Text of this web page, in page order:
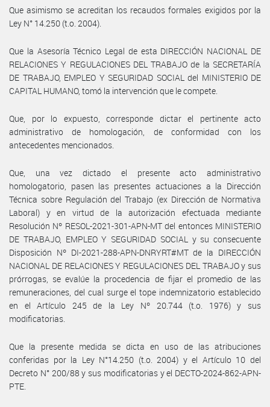
Que asimismo se acreditan los recaudos formales exigidos por la
Ley N° 14.250 (t.o. 2004).
Que la Asesoría Técnico Legal de esta DIRECCIÓN NACIONAL DE
RELACIONES Y REGULACIONES DEL TRABAJO de la SECRETARÍA
DE TRABAJO, EMPLEO Y SEGURIDAD SOCIAL del MINISTERIO DE
CAPITAL HUMANO, tomó la intervención que le compete.
Que, por lo expuesto, corresponde dictar el pertinente acto
administrativo de homologación, de conformidad con los
antecedentes mencionados.
Que, una vez dictado el presente acto administrativo
homologatorio, pasen las presentes actuaciones a la Dirección
Técnica sobre Regulación del Trabajo (ex Dirección de Normativa
Laboral) y en virtud de la autorización efectuada mediante
Resolución Nº RESOL-2021-301-APN-MT del entonces MINISTERIO
DE TRABAJO, EMPLEO Y SEGURIDAD SOCIAL y su consecuente
Disposición Nº DI-2021-288-APN-DNRYRT#MT de la DIRECCIÓN
NACIONAL DE RELACIONES Y REGULACIONES DEL TRABAJO y sus
prórrogas, se evalúe la procedencia de fijar el promedio de las
remuneraciones, del cual surge el tope indemnizatorio establecido
en el Artículo 245 de la Ley Nº 20.744 (t.o. 1976) y sus
modificatorias.
Que la presente medida se dicta en uso de las atribuciones
conferidas por la Ley N°14.250 (t.o. 2004) y el Artículo 10 del
Decreto N° 200/88 y sus modificatorias y el DECTO-2024-862-APN-
PTE.